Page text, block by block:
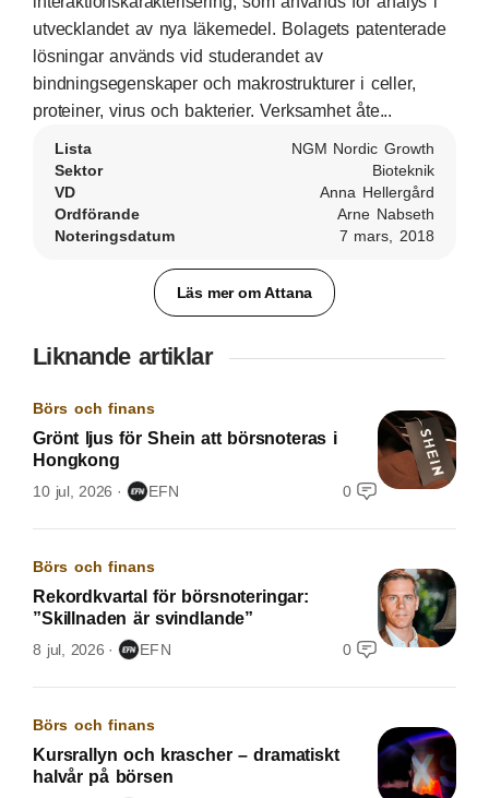
utvecklandet av nya läkemedel. Bolagets patenterade
lösningar används vid studerandet av
bindningsegenskaper och makrostrukturer i celler,
proteiner, virus och bakterier. Verksamhet åte...
Lista
NGM Nordic Growth
Sektor
Bioteknik
VD
Anna Hellergård
Ordförande
Arne Nabseth
Noteringsdatum
7 mars, 2018
Läs mer om Attana
Liknande artiklar
Börs och finans
Grönt ljus för Shein att börsnoteras i
Hongkong
10 jul, 2026 EFN 0
Börs och finans
Rekordkvartal för börsnoteringar:
”Skillnaden är svindlande”
8 jul, 2026 EFN 0
Börs och finans
Kursrallyn och krascher – dramatiskt
halvår på börsen